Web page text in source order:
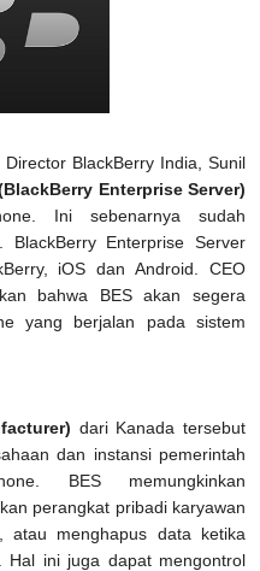
BlackBerry India, Sunil
Enterprise Server)
Ini sebenarnya sudah
BlackBerry Enterprise Server
iOS dan Android. CEO
bahwa BES akan segera
yang berjalan pada sistem
dari Kanada tersebut
dan instansi pemerintah
BES memungkinkan
perangkat pribadi karyawan
atau menghapus data ketika
Hal ini juga dapat mengontrol